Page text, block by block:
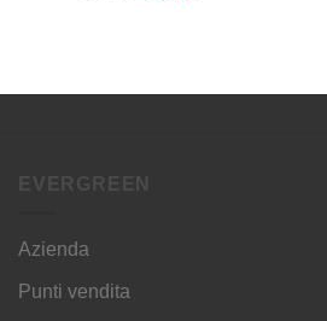
EVERGREEN
Azienda
Punti vendita